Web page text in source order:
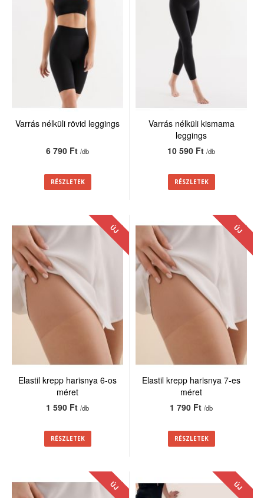
Varrás nélküli rövid leggings
6 790 Ft/db
RÉSZLETEK
Varrás nélküli kismama
leggings
10 590 Ft/db
RÉSZLETEK
ÚJ
Elastil krepp harisnya 6-os
méret
1 590 Ft/db
RÉSZLETEK
ÚJ
Elastil krepp harisnya 7-es
méret
1 790 Ft/db
RÉSZLETEK
ÚJ ÚJ